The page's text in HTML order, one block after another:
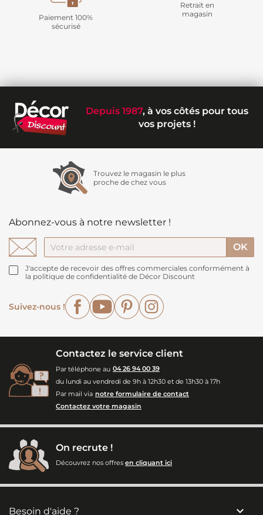
Paiement 100%
sécurisé
Retrait en
magasin
Depuis 1987, à vos côtés pour tous
vos projets !
Trouvez le magasin le plus
proche de chez vous
Abonnez-vous à notre newsletter !
J'accepte de recevoir des offres commerciales conformément à
la politique de confidentialité de Décor Discount
Suivez-nous !
FacebookYouTubePinterest
Contactez le service client
Par téléphone au 04 26 94 00 39
du lundi au vendredi de 9h à 12h30 et de 13h30 à 17h
Par mail via notre formulaire de contact
Contactez votre magasin
On recrute !
Découvrez nos offres en cliquant ici
Besoin d'aide ? 